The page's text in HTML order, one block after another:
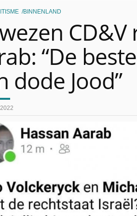
CITYTRIP | ROEMENIË – Boekarest: de
“Vandaag zit elke Jood in België op de
BINNENLAND
“De
dode Jood”